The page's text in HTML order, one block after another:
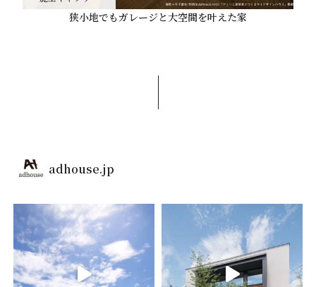
狭小地でもガレージと大空間を叶えた家
adhouse.jp